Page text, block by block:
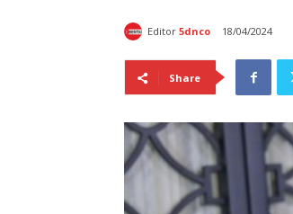
Editor 5dnco 18/04/2024
Share